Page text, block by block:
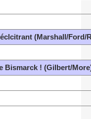
(Marshall/Ford/
Bismarck ! (Gilbert/